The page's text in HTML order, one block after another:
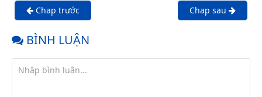
Chap trước Chap sau
BÌNH LUẬN